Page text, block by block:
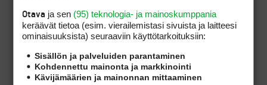
Eri klubit ovat erilaisissa
asetelmissa joten mitään
yleispätevää viisastenkiveä ei
varmaankaan löydy, mutta
toivottavasti syntyy edes
kunnon vääntöjä.
Otava ja sen (95) teknologia- ja mainoskumppania
keräävät tietoa (esim. vierailemis­tasi sivuista ja laitteesi
ominaisuuk­sista) seuraaviin käyttötarkoituksiin:
Sisällön ja palveluiden parantaminen
Kohdennettu mainonta ja markkinointi
Kävijämäärien ja mainonnan mittaaminen